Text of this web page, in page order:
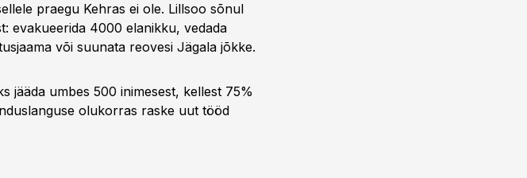
praegu Kehras ei ole. Lillsoo sõnul
evakueerida 4000 elanikku, vedada
või suunata reovesi Jägala jõkke.
jääda umbes 500 inimesest, kellest 75%
olukorras raske uut tööd